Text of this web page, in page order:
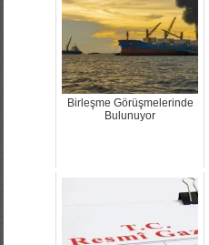
Birleşme Görüşmelerinde
Bulunuyor